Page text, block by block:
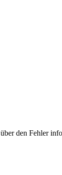
über den Fehler